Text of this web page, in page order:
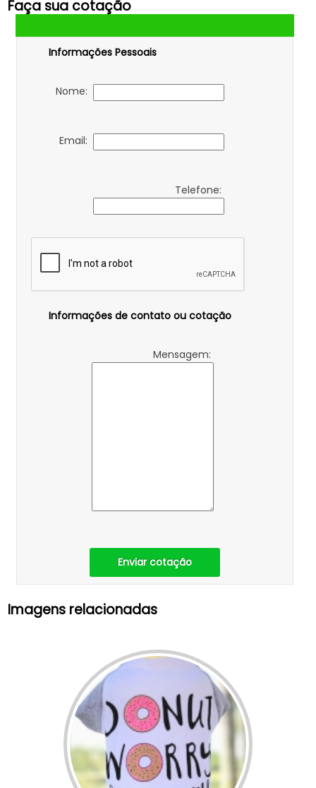
Faça sua cotação
Informações Pessoais
Nome:
Email:
Telefone:
Informações de contato ou cotação
Mensagem:
Enviar cotação
Imagens relacionadas